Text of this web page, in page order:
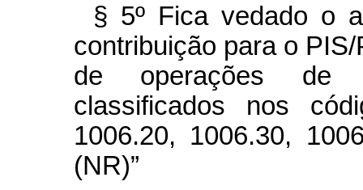
§ 5º Fica vedado o
contribuição para o
de operações de
classificados nos
1006.20, 1006.30,
(NR)”